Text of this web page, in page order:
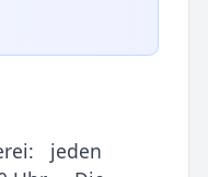
jeden